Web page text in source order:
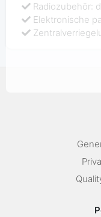
Radiozubehör:
Elektronische